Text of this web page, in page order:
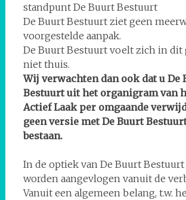
standpunt De Buurt Bestuurt
De Buurt Bestuurt ziet geen
voorgestelde aanpak.
De Buurt Bestuurt voelt zich in dit
niet thuis.
Wij verwachten dan ook dat u De
Bestuurt uit het organigram van
Actief Laak per omgaande
geen versie met De Buurt
bestaan.
In de optiek van De Buurt
worden aangevlogen vanuit de
Vanuit een algemeen belang, t.w.